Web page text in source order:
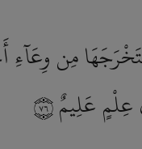
مِن
عَلِيمٌ
٧٦